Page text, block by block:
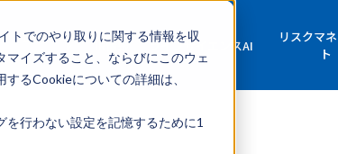
トでのやり取りに関する情報を収
イズすること、ならびにこのウェ
るCookieについての詳細は、
行わない設定を記憶するために1
企業情
報
IR情報 ライフサイエンスAI
リスクマ
ト